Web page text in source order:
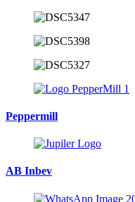
Peppermill
AB Inbev